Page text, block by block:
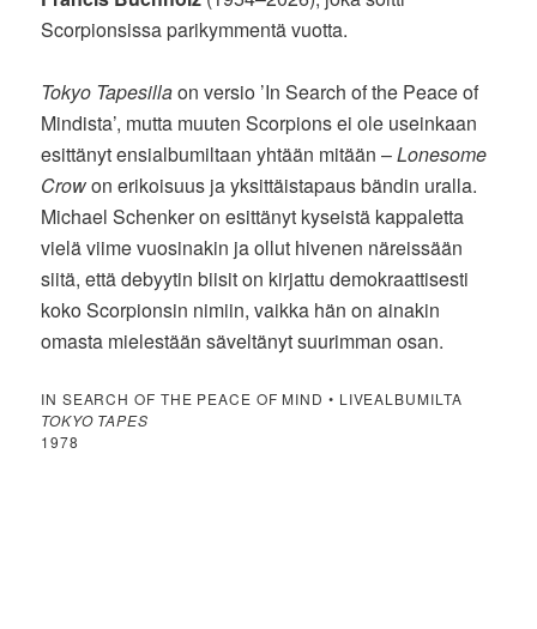
Scorpionsissa parikymmentä vuotta.
Tokyo Tapesillaon versio ’In Search of the Peace of
Mindista’, mutta muuten Scorpions ei ole useinkaan
esittänyt ensialbumiltaan yhtään mitään –Lonesome
Crowon erikoisuus ja yksittäistapaus bändin uralla.
Michael Schenker on esittänyt kyseistä kappaletta
vielä viime vuosinakin ja ollut hivenen näreissään
siitä, että debyytin biisit on kirjattu demokraattisesti
koko Scorpionsin nimiin, vaikka hän on ainakin
omasta mielestään säveltänyt suurimman osan.
IN SEARCH OF THE PEACE OF MIND • LIVEALBUMILTA
TOKYO TAPES
1978